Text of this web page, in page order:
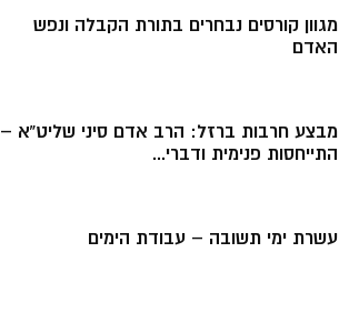
מגוון קורסים נבחרים בתורת הקבלה ונפש
האדם
מבצע חרבות ברזל: הרב אדם סיני שליט”א –
התייחסות פנימית ודברי...
עשרת ימי תשובה – עבודת הימים